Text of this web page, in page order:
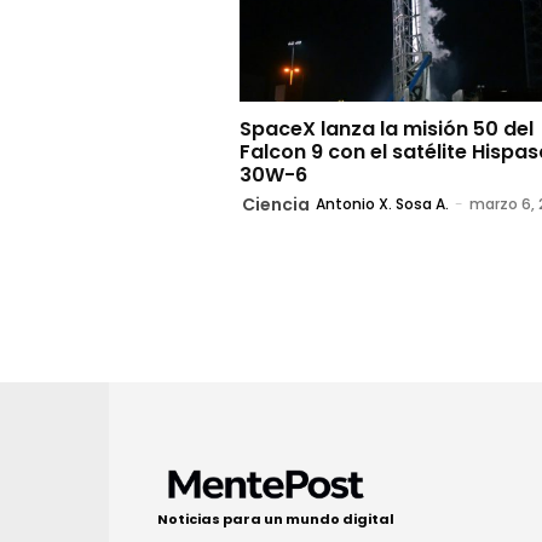
SpaceX lanza la misión 50 del
Falcon 9 con el satélite
30W-6
Ciencia Antonio X. Sosa A. - marzo 6,
Noticias para un mundo digital